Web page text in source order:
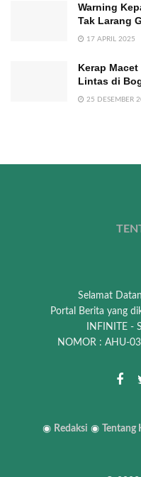
Warning
Tak Larang
17 APRIL 2025
Kerap
Lintas di
25 DESEMBER
Selamat
Portal Berita yang
INFINITE -
NOMOR : AHU-
◉ Redaksi ◉ Tentang